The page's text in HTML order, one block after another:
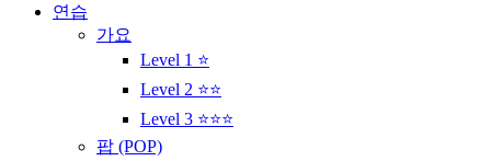
연습
가요
Level 1 ⭐
Level 2 ⭐⭐
Level 3 ⭐⭐⭐
팝 (POP)